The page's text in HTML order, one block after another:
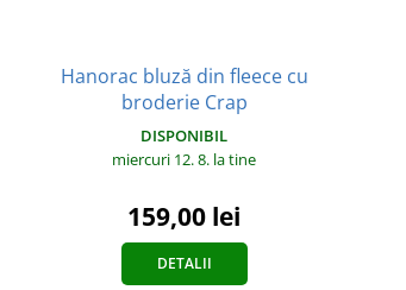
Hanorac bluză din fleece cu
broderie Crap
DISPONIBIL
miercuri 12. 8. la tine
159,00 lei
DETALII